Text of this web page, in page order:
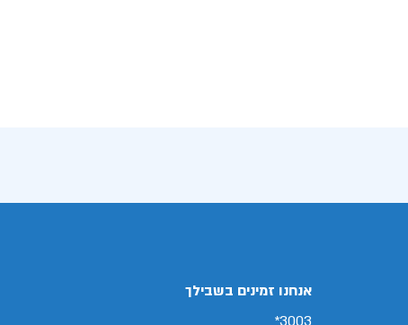
אנחנו זמינים בשבילך